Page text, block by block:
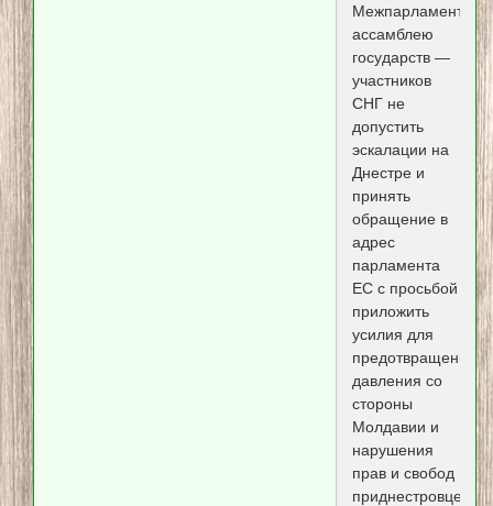
ассамблею
государств —
участников
СНГ не
допустить
эскалации на
Днестре и
принять
обращение в
адрес
парламента
ЕС с просьбой
приложить
усилия для
предотвращения
давления со
стороны
Молдавии и
нарушения
прав и свобод
приднестровцев.